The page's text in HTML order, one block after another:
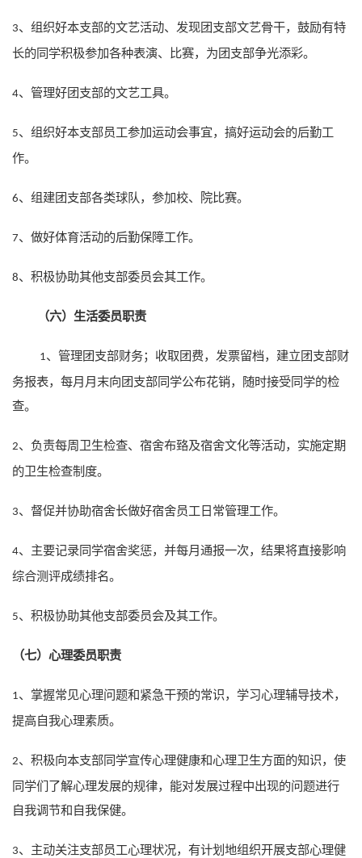
3、 组织好本支部的文艺活动、发现团支部文艺骨干，鼓励有特
长的同学积极参加各种表演、比赛，为团支部争光添彩。
4、 管理好团支部的文艺工具。
5、 组织好本支部员工参加运动会事宜，搞好运动会的后勤工
作。
6、 组建团支部各类球队，参加校、院比赛。
7、 做好体育活动的后勤保障工作。
8、 积极协助其他支部委员会其工作。
（六）生活委员职责
1、管理团支部财务；收取团费，发票留档，建立团支部财
务报表，每月月末向团支部同学公布花销，随时接受同学的检
查。
2、 负责每周卫生检查、宿舍布臵及宿舍文化等活动，实施定期
的卫生检查制度。
3、 督促并协助宿舍长做好宿舍员工日常管理工作。
4、 主要记录同学宿舍奖惩，并每月通报一次，结果将直接影响
综合测评成绩排名。
5、 积极协助其他支部委员会及其工作。
（七） 心理委员职责
1、 掌握常见心理问题和紧急干预的常识，学习心理辅导技术，
提高自我心理素质。
2、 积极向本支部同学宣传心理健康和心理卫生方面的知识，使
同学们了解心理发展的规律，能对发展过程中出现的问题进行
自我调节和自我保健。
3、 主动关注支部员工心理状况，有计划地组织开展支部心理健